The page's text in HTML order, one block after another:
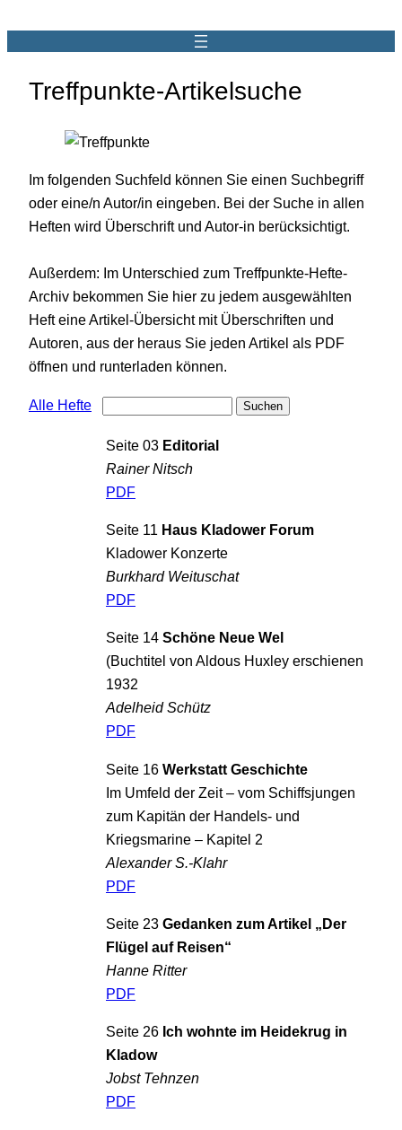
Treffpunkte-Artikelsuche
Im folgenden Suchfeld können Sie einen Suchbegriff
oder eine/n Autor/in eingeben. Bei der Suche in allen
Heften wird Überschrift und Autor-in berücksichtigt.
Außerdem: Im Unterschied zum Treffpunkte-Hefte-
Archiv bekommen Sie hier zu jedem ausgewählten
Heft eine Artikel-Übersicht mit Überschriften und
Autoren, aus der heraus Sie jeden Artikel als PDF
öffnen und runterladen können.
Alle Hefte
Seite 03 Editorial
Rainer Nitsch
PDF
Seite 11 Haus Kladower Forum
Kladower Konzerte
Burkhard Weituschat
PDF
Seite 14 Schöne Neue Wel
(Buchtitel von Aldous Huxley erschienen
1932
Adelheid Schütz
PDF
Seite 16 Werkstatt Geschichte
Im Umfeld der Zeit – vom Schiffsjungen
zum Kapitän der Handels- und
Kriegsmarine – Kapitel 2
Alexander S.-Klahr
PDF
Seite 23 Gedanken zum Artikel „Der
Flügel auf Reisen“
Hanne Ritter
PDF
Seite 26 Ich wohnte im Heidekrug in
Kladow
Jobst Tehnzen
PDF